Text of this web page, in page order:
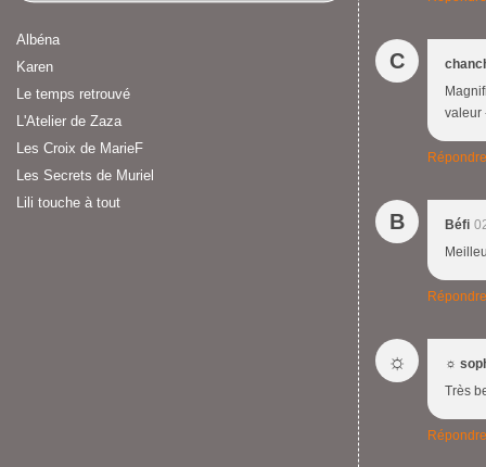
Albéna
Karen
Le temps retrouvé
L'Atelier de Zaza
Les Croix de MarieF
Les Secrets de Muriel
Lili touche à tout
C
valeur
Répondre
B Béfi
Répondre
☼
☼
Très
Répondre